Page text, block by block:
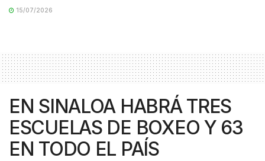
15/07/2026
EN SINALOA HABRÁ TRES
ESCUELAS DE BOXEO Y 63
EN TODO EL PAÍS